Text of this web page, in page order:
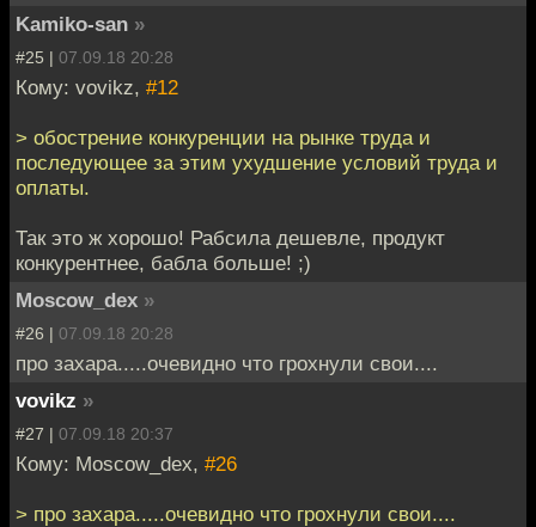
Kamiko-san »
#25 | 07.09.18 20:28
Кому: vovikz, #12
> обострение конкуренции на рынке труда и
последующее за этим ухудшение условий труда и
оплаты.
Так это ж хорошо! Рабсила дешевле, продукт
конкурентнее, бабла больше! ;)
Moscow_dex »
#26 | 07.09.18 20:28
про захара.....очевидно что грохнули свои....
vovikz »
#27 | 07.09.18 20:37
Кому: Moscow_dex, #26
> про захара.....очевидно что грохнули свои....